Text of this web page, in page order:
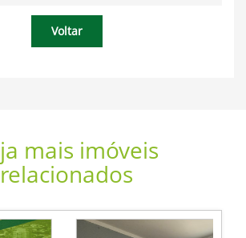
Voltar
mais imóveis
relacionados